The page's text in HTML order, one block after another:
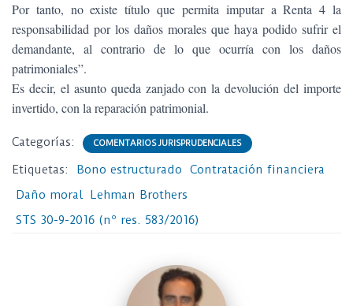
Por tanto, no existe título que permita imputar a Renta 4 la
responsabilidad por los daños morales que haya podido sufrir el
demandante, al contrario de lo que ocurría con los daños
patrimoniales”.
Es decir, el asunto queda zanjado con la devolución del importe
invertido, con la reparación patrimonial.
Categorías: COMENTARIOS JURISPRUDENCIALES
Etiquetas: Bono estructurado
Contratación financiera
Daño moral Lehman Brothers
STS 30-9-2016 (nº res. 583/2016)